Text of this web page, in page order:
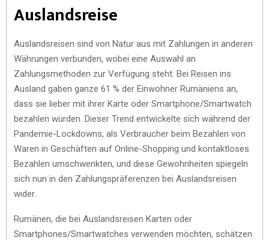
Auslandsreise
Auslandsreisen sind von Natur aus mit Zahlungen in anderen
Währungen verbunden, wobei eine Auswahl an
Zahlungsmethoden zur Verfügung steht. Bei Reisen ins
Ausland gaben ganze 61 % der Einwohner Rumäniens an,
dass sie lieber mit ihrer Karte oder Smartphone/Smartwatch
bezahlen würden. Dieser Trend entwickelte sich während der
Pandemie-Lockdowns, als Verbraucher beim Bezahlen von
Waren in Geschäften auf Online-Shopping und kontaktloses
Bezahlen umschwenkten, und diese Gewohnheiten spiegeln
sich nun in den Zahlungspräferenzen bei Auslandsreisen
wider.
Rumänen, die bei Auslandsreisen Karten oder
Smartphones/Smartwatches verwenden möchten, schätzen